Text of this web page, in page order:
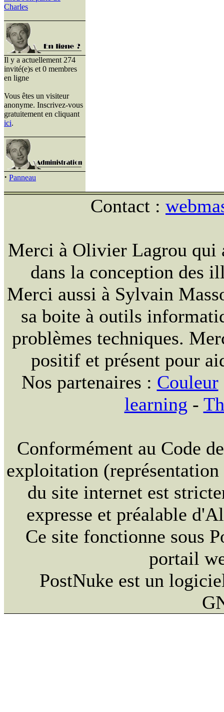
Charles
Il y a actuellement 274
invité(e)s et 0 membres
en ligne
Vous êtes un visiteur
anonyme. Inscrivez-vous
gratuitement en cliquant
ici.
· Panneau
Contact :
Merci à Olivier Lagrou qui
dans la conception des
Merci aussi à Sylvain
sa boite à outils
problèmes techniques.
positif et présent pour
Nos partenaires : Couleur
learning -
Conformément au Code
exploitation
du site internet est
expresse et préalable
Ce site fonctionne sous
portail
PostNuke est un